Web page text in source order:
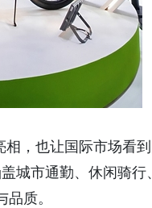
，也让国际市场看
城市通勤、休闲骑
质。